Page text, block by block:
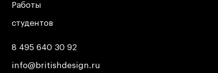
Работы
студентов
Работы
студентов
8 495 640 30 92
8 495 640 30 92
info@britishdesign.ru
info@britishdesign.ru